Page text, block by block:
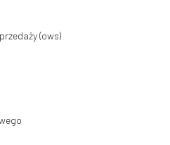
(ows)